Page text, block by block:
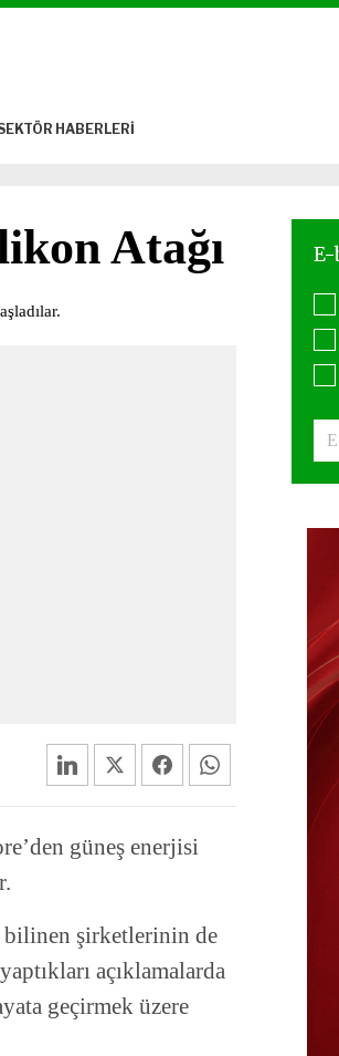
HABERLERİ
Atağı
güneş enerjisi
bilinen şirketlerinin de
açıklamalarda
geçirmek üzere